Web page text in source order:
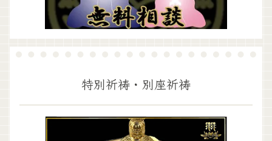
特別祈祷・別座祈祷